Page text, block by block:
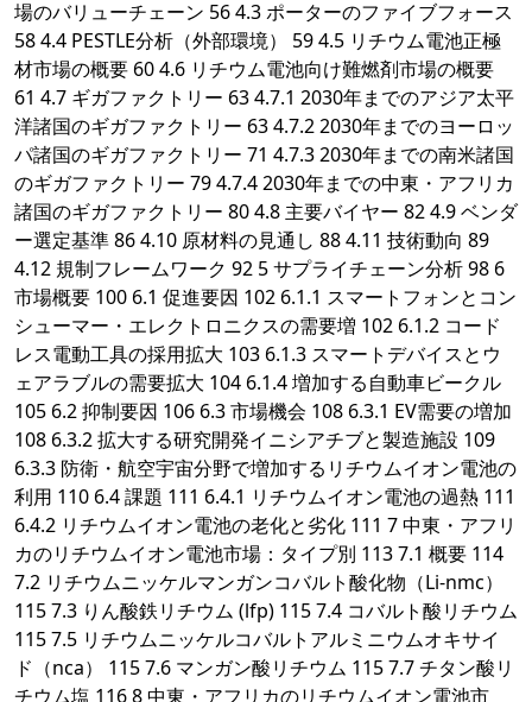
場のバリューチェーン 56 4.3 ポーターのファイブフォース
58 4.4 PESTLE分析（外部環境） 59 4.5 リチウム電池正極
材市場の概要 60 4.6 リチウム電池向け難燃剤市場の概要
61 4.7 ギガファクトリー 63 4.7.1 2030年までのアジア太平
洋諸国のギガファクトリー 63 4.7.2 2030年までのヨーロッ
パ諸国のギガファクトリー 71 4.7.3 2030年までの南米諸国
のギガファクトリー 79 4.7.4 2030年までの中東・アフリカ
諸国のギガファクトリー 80 4.8 主要バイヤー 82 4.9 ベンダ
ー選定基準 86 4.10 原材料の見通し 88 4.11 技術動向 89
4.12 規制フレームワーク 92 5 サプライチェーン分析 98 6
市場概要 100 6.1 促進要因 102 6.1.1 スマートフォンとコン
シューマー・エレクトロニクスの需要増 102 6.1.2 コード
レス電動工具の採用拡大 103 6.1.3 スマートデバイスとウ
ェアラブルの需要拡大 104 6.1.4 増加する自動車ビークル
105 6.2 抑制要因 106 6.3 市場機会 108 6.3.1 EV需要の増加
108 6.3.2 拡大する研究開発イニシアチブと製造施設 109
6.3.3 防衛・航空宇宙分野で増加するリチウムイオン電池の
利用 110 6.4 課題 111 6.4.1 リチウムイオン電池の過熱 111
6.4.2 リチウムイオン電池の老化と劣化 111 7 中東・アフリ
カのリチウムイオン電池市場：タイプ別 113 7.1 概要 114
7.2 リチウムニッケルマンガンコバルト酸化物（Li-nmc）
115 7.3 りん酸鉄リチウム (lfp) 115 7.4 コバルト酸リチウム
115 7.5 リチウムニッケルコバルトアルミニウムオキサイ
ド（nca） 115 7.6 マンガン酸リチウム 115 7.7 チタン酸リ
チウム塩 116 8 中東・アフリカのリチウムイオン電池市